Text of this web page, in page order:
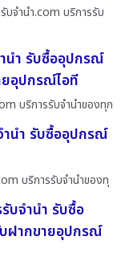
บจํานํา.com บริการรับ
นำ รับซื้ออุปกรณ์
ยอุปกรณ์ไอที
บริการรับจำนำของทุก
ำนำ รับซื้ออุปกรณ์
บริการรับจำนำของทุ
บจำนำ รับซื้อ
ฝากขายอุปกรณ์